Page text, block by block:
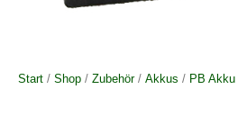
Start / Shop / Zubehör/ Akkus / PB Akku